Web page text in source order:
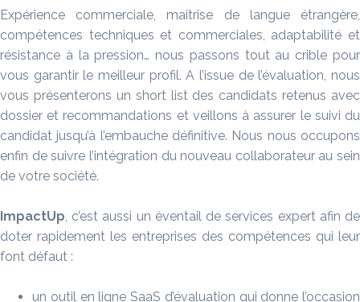
Expérience commerciale, maitrise de langue étrangère,
compétences techniques et commerciales, adaptabilité et
résistance à la pression… nous passons tout au crible pour
vous garantir le meilleur profil. A l’issue de l’évaluation, nous
vous présenterons un short list des candidats retenus avec
dossier et recommandations et veillons à assurer le suivi du
candidat jusqu’à l’embauche définitive. Nous nous occupons
enfin de suivre l’intégration du nouveau collaborateur au sein
de votre société.
ImpactUp, c’est aussi un éventail de services expert afin de
doter rapidement les entreprises des compétences qui leur
font défaut :
un outil en ligne SaaS d’évaluation qui donne l’occasion